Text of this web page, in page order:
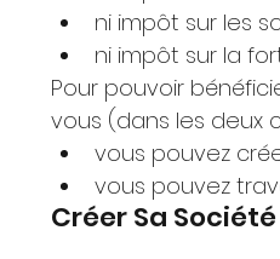
ni impôt sur les
ni impôt sur la
Pour pouvoir
vous (dans les deux
vous pouvez
vous pouvez
Créer Sa